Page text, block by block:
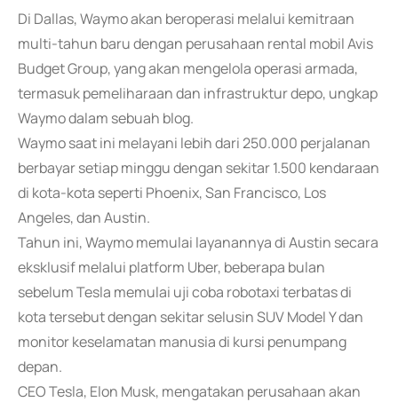
Di Dallas, Waymo akan beroperasi melalui kemitraan
multi-tahun baru dengan perusahaan rental mobil Avis
Budget Group, yang akan mengelola operasi armada,
termasuk pemeliharaan dan infrastruktur depo, ungkap
Waymo dalam sebuah blog.
Waymo saat ini melayani lebih dari 250.000 perjalanan
berbayar setiap minggu dengan sekitar 1.500 kendaraan
di kota-kota seperti Phoenix, San Francisco, Los
Angeles, dan Austin.
Tahun ini, Waymo memulai layanannya di Austin secara
eksklusif melalui platform Uber, beberapa bulan
sebelum Tesla memulai uji coba robotaxi terbatas di
kota tersebut dengan sekitar selusin SUV Model Y dan
monitor keselamatan manusia di kursi penumpang
depan.
CEO Tesla, Elon Musk, mengatakan perusahaan akan